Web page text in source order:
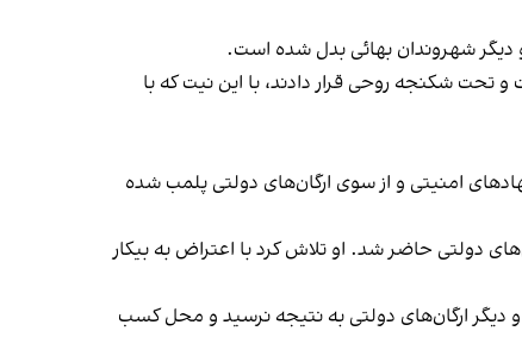
دیگر شهروندان بهائی بدل شده است.
و تحت شکنجه روحی قرار دادند، با این نیت که با
است به دلیل بهائی بودن او، با فشار نهادهای امنیتی و از سوی ارگان‌های دولتی پلمب شده
دولتی حاضر شد. او تلاش کرد با اعتراض به بیکار
دیگر ارگان‌های دولتی به نتیجه نرسید و محل کسب